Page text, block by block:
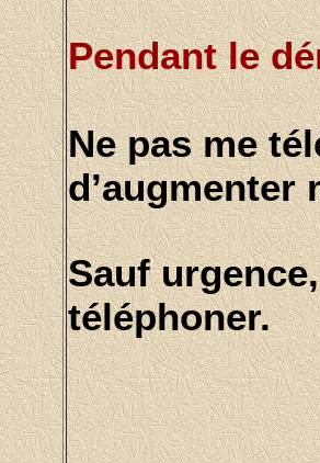
Pendant le
Ne pas me
d’augmenter
Sauf
téléphoner.